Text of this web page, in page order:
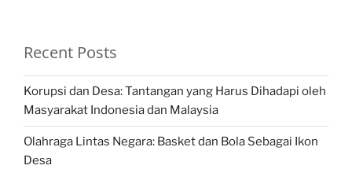
Recent Posts
Korupsi dan Desa: Tantangan yang Harus Dihadapi oleh
Masyarakat Indonesia dan Malaysia
Olahraga Lintas Negara: Basket dan Bola Sebagai Ikon
Desa